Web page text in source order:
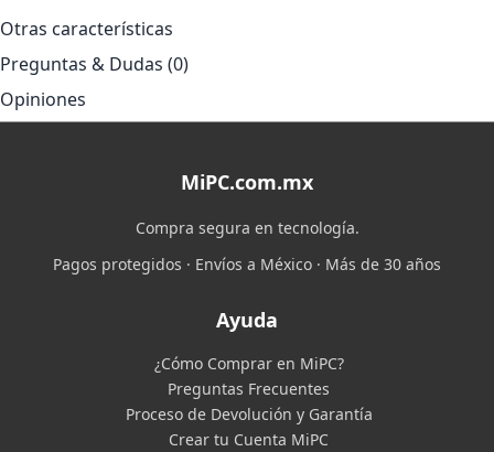
Otras características
Preguntas & Dudas (0)
Opiniones
MiPC.com.mx
Compra segura en tecnología.
Pagos protegidos · Envíos a México · Más de 30 años
Ayuda
¿Cómo Comprar en MiPC?
Preguntas Frecuentes
Proceso de Devolución y Garantía
Crear tu Cuenta MiPC